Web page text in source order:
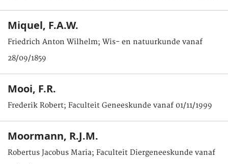
Miquel, F.A.W.
Friedrich Anton Wilhelm; Wis- en natuurkunde vanaf
28/09/1859
Mooi, F.R.
Frederik Robert; Faculteit Geneeskunde vanaf 01/11/1999
Moormann, R.J.M.
Robertus Jacobus Maria; Faculteit Diergeneeskunde vanaf